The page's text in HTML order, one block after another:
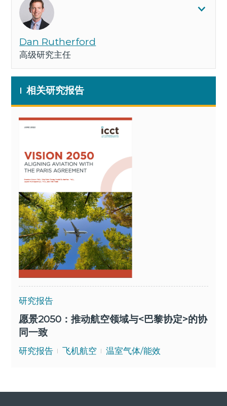
Dan Rutherford
高级研究主任
相关研究报告
研究报告
愿景2050：推动航空领域与<巴黎协定>的协
同一致
研究报告 飞机航空 温室气体/能效